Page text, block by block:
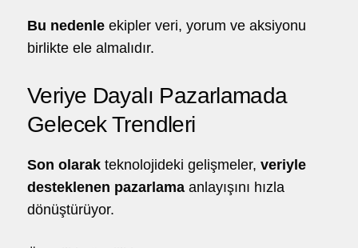
Bu nedenle ekipler veri, yorum ve aksiyonu
birlikte ele almalıdır.
Veriye Dayalı Pazarlamada
Gelecek Trendleri
Son olarak teknolojideki gelişmeler, veriyle
desteklenen pazarlama anlayışını hızla
dönüştürüyor.